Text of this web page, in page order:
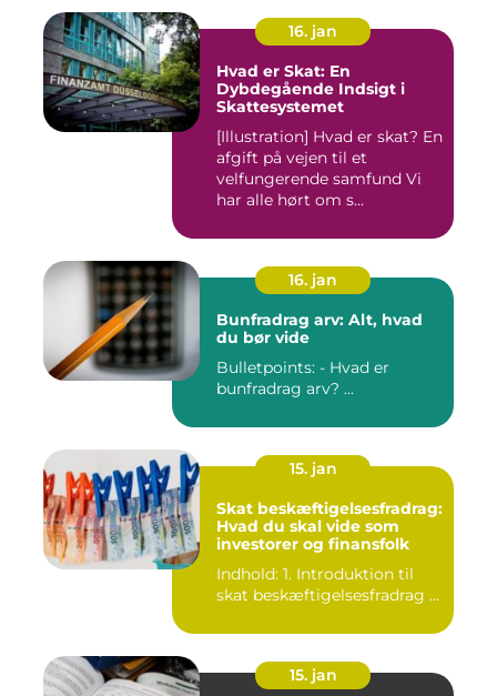
16. jan
Hvad er Skat: En
Dybdegående Indsigt i
Skattesystemet
[Illustration] Hvad er skat? En
afgift på vejen til et
velfungerende samfund Vi
har alle hørt om s...
16. jan
Bunfradrag arv: Alt, hvad
du bør vide
Bulletpoints: - Hvad er
bunfradrag arv? ...
15. jan
Skat beskæftigelsesfradrag:
Hvad du skal vide som
investorer og finansfolk
Indhold: 1. Introduktion til
skat beskæftigelsesfradrag ...
15. jan